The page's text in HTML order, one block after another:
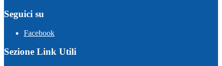
Seguici su
Facebook
Sezione Link Utili